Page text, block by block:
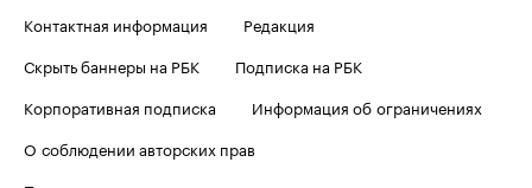
Контактная информация
Редакция
Скрыть баннеры на РБК
Подписка на РБК
Корпоративная подписка
Информация об ограничениях
О соблюдении авторских прав